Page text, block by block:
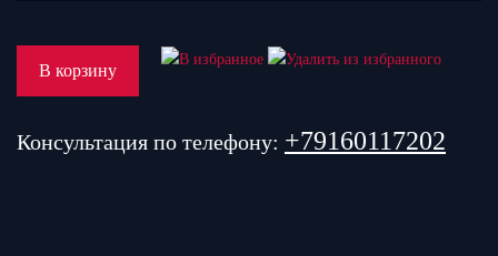
В корзину
Консультация по телефону: +79160117202